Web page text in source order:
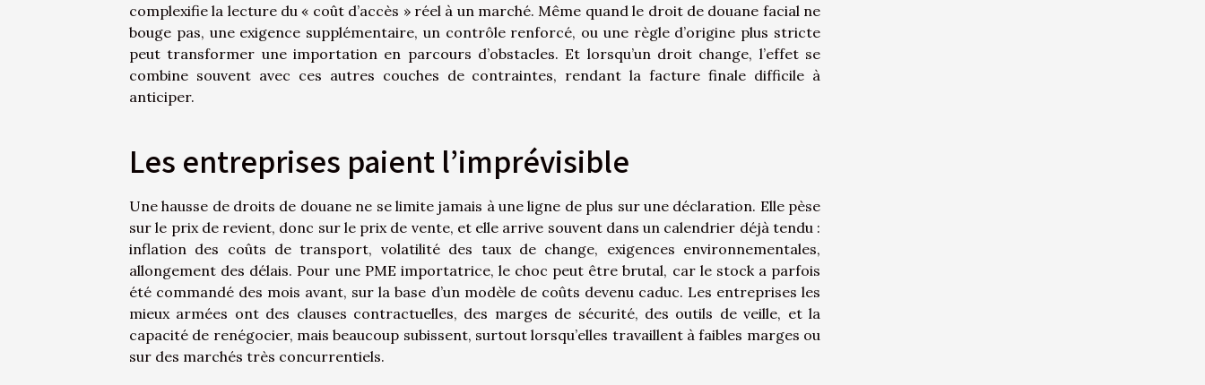
complexifie la lecture du « coût d’accès » réel à un marché. Même quand le droit de douane facial ne
bouge pas, une exigence supplémentaire, un contrôle renforcé, ou une règle d’origine plus stricte
peut transformer une importation en parcours d’obstacles. Et lorsqu’un droit change, l’effet se
combine souvent avec ces autres couches de contraintes, rendant la facture finale difficile à
anticiper.
Les entreprises paient l’imprévisible
Une hausse de droits de douane ne se limite jamais à une ligne de plus sur une déclaration. Elle pèse
sur le prix de revient, donc sur le prix de vente, et elle arrive souvent dans un calendrier déjà tendu :
inflation des coûts de transport, volatilité des taux de change, exigences environnementales,
allongement des délais. Pour une PME importatrice, le choc peut être brutal, car le stock a parfois
été commandé des mois avant, sur la base d’un modèle de coûts devenu caduc. Les entreprises les
mieux armées ont des clauses contractuelles, des marges de sécurité, des outils de veille, et la
capacité de renégocier, mais beaucoup subissent, surtout lorsqu’elles travaillent à faibles marges ou
sur des marchés très concurrentiels.